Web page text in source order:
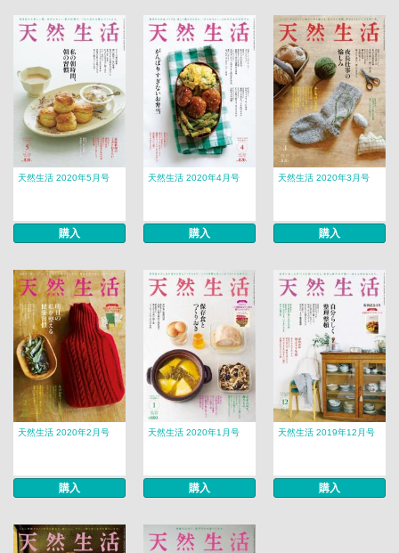
天然生活 2020年5月号
購入
天然生活 2020年4月号
購入
天然生活 2020年3月号
購入
天然生活 2020年2月号
購入
天然生活 2020年1月号
購入
天然生活 2019年12月号
購入